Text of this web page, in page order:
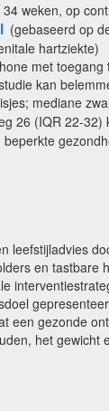
weken, op
(gebaseerd op
hartziekte)
met
kan
mediane
26 (IQR 22-
en
een gezonde
het gewicht